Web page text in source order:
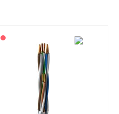
Lagerført: NEK Kabel